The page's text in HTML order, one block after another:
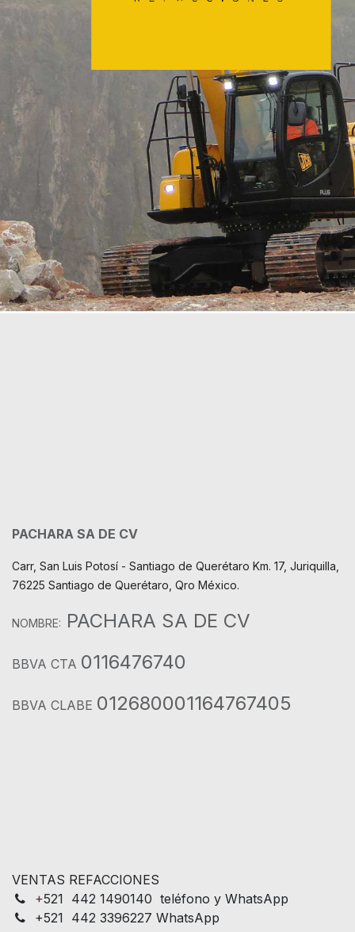
PACHARA SA DE CV
Carr, San Luis Potosí - Santiago de Querétaro Km. 17, Juriquilla,
76225 Santiago de Querétaro, Qro México.
NOMBRE: PACHARA SA DE CV
BBVA CTA 0116476740
BBVA CLABE 012680001164767405
VENTAS REFACCIONES
+521 442 1490140 teléfono y WhatsApp
+521 442 3396227 WhatsApp